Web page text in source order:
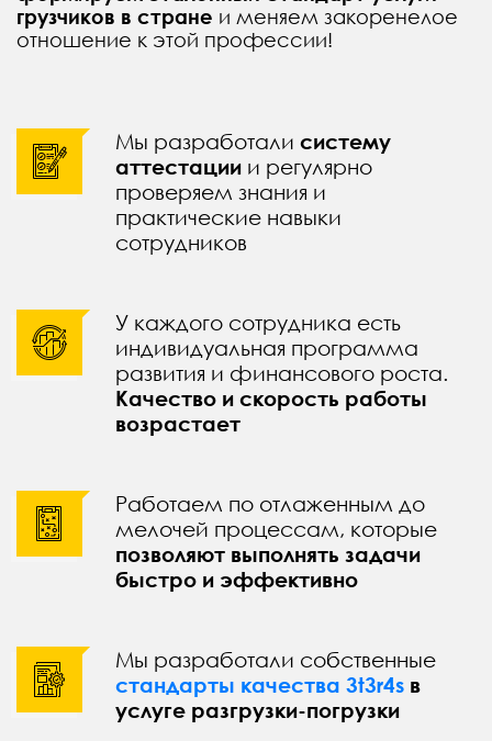
грузчиков в стране и меняем закоренелое
отношение к этой профессии!
Мы разработали систему
аттестации и регулярно
проверяем знания и
практические навыки
сотрудников
У каждого сотрудника есть
индивидуальная программа
развития и финансового роста.
Качество и скорость работы
возрастает
Работаем по отлаженным до
мелочей процессам, которые
позволяют выполнять задачи
быстро и эффективно
Мы разработали собственные
стандарты качества 3t3r4s в
услуге разгрузки-погрузки